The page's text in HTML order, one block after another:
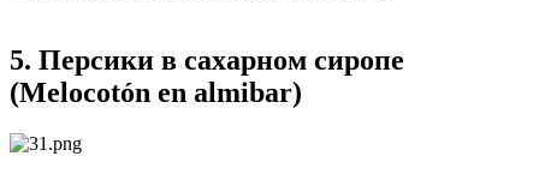
5. Персики в сахарном сиропе
(Melocotón en almibar)